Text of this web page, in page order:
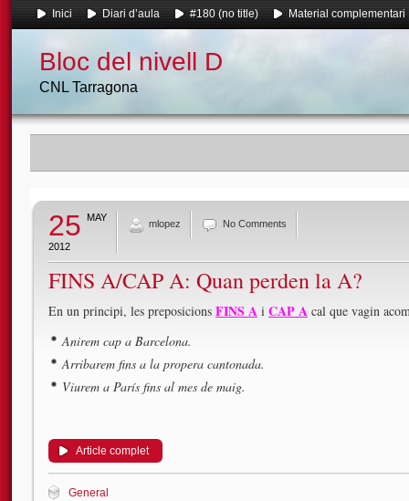
Inici Diari d’aula #180 (no title) Material complementari
Bloc del nivell D
CNL Tarragona
25 MAY
2012
mlopez No Comments
FINS A/CAP A: Quan perden la A?
En un principi, les preposicions FINS A i CAP A cal que vagin
Anirem cap a Barcelona.
Arribarem fins a la propera cantonada.
Viurem a París fins al mes de maig.
Article complet
General